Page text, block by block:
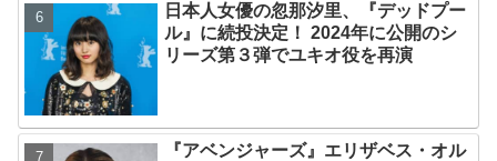
日本人女優の忽那汐里、『デッドプー
ル』に続投決定！ 2024年に公開のシ
リーズ第３弾でユキオ役を再演
『アベンジャーズ』エリザベス・オル